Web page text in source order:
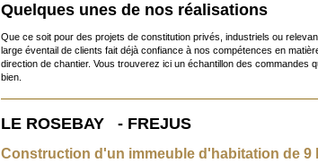
Quelques unes de nos réalisations
Que ce soit pour des projets de constitution privés, industriels ou
large éventail de clients fait déjà confiance à nos compétences en
direction de chantier. Vous trouverez ici un échantillon des commandes
bien.
LE ROSEBAY - FREJUS
Construction d'un immeuble d'habitation de 9